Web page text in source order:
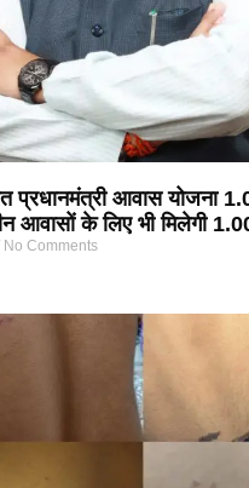
प्रधानमंत्री आवास योजना 1.0
आवासों के लिए भी मिलेगी
No Comments